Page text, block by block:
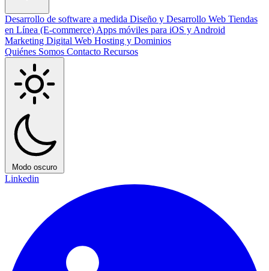
Desarrollo de software a medida Diseño y Desarrollo Web Tiendas
en Línea (E-commerce) Apps móviles para iOS y Android
Marketing Digital Web Hosting y Dominios
Quiénes Somos Contacto Recursos
Modo oscuro
Linkedin